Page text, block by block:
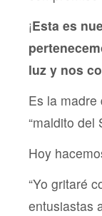
¡Esta es
luz y nos
Es la
“maldito del
Hoy
“Yo gritaré
entusiastas